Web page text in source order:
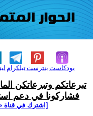
تيلكرامبنترست بودكاست
تبرعاتكم وتبرعاتكن
فشاركونا في دعم
[اشترك في قناة